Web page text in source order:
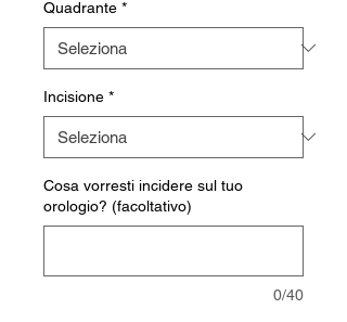
Quadrante *
Incisione *
Cosa vorresti incidere sul tuo
orologio? (facoltativo)
0/40